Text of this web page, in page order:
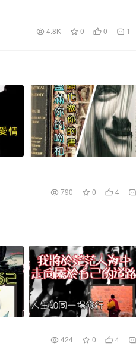
4.8K 0 0 1
790 0 4
424 0 4